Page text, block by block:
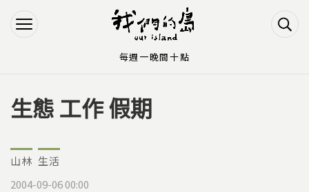
Jump to Navigation
Jump to Main content
您在這裡
生態 工作 假期
山林 生活
2004-09-06 00:00
每週一晚間十點